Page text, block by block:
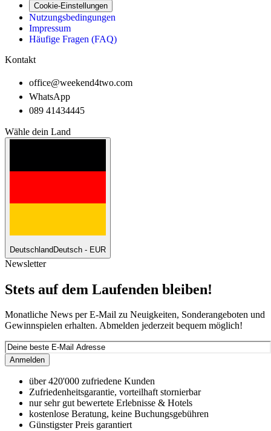
Cookie-Einstellungen
Nutzungsbedingungen
Impressum
Häufige Fragen (FAQ)
Kontakt
office@weekend4two.com
WhatsApp
089 41434445
Wähle dein Land
DeutschlandDeutsch - EUR
Newsletter
Stets auf dem Laufenden bleiben!
Monatliche News per E-Mail zu Neuigkeiten, Sonderangeboten und
Gewinnspielen erhalten. Abmelden jederzeit bequem möglich!
Anmelden
über 420'000 zufriedene Kunden
Zufriedenheitsgarantie, vorteilhaft stornierbar
nur sehr gut bewertete Erlebnisse & Hotels
kostenlose Beratung, keine Buchungsgebühren
Günstigster Preis garantiert